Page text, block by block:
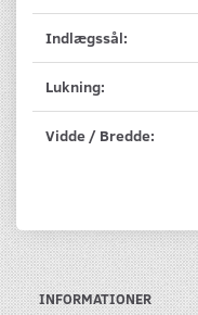
Indlægssål:
Lukning:
Vidde / Bredde:
INFORMATIONER